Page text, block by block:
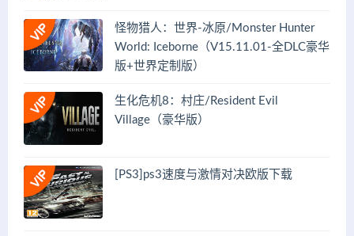
怪物猎人：世界-冰原/Monster Hunter
World: Iceborne（V15.11.01-全DLC豪华
版+世界定制版）
生化危机8：村庄/Resident Evil
Village（豪华版）
[PS3]ps3速度与激情对决欧版下载